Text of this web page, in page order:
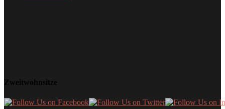
Zweitwohnsitze